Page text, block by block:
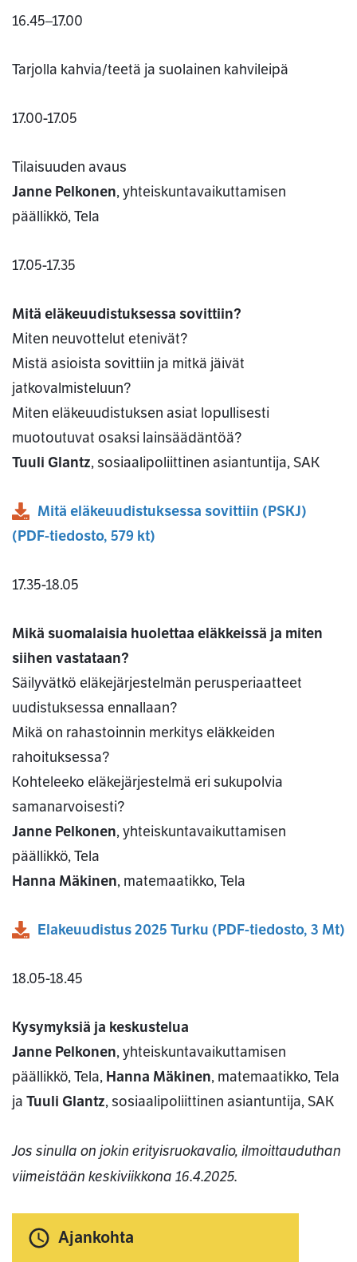
16.45–17.00
Tarjolla kahvia/teetä ja suolainen kahvileipä
17.00-17.05
Tilaisuuden avaus
Janne Pelkonen, yhteiskuntavaikuttamisen
päällikkö, Tela
17.05-17.35
Mitä eläkeuudistuksessa sovittiin?
Miten neuvottelut etenivät?
Mistä asioista sovittiin ja mitkä jäivät
jatkovalmisteluun?
Miten eläkeuudistuksen asiat lopullisesti
muotoutuvat osaksi lainsäädäntöä?
Tuuli Glantz, sosiaalipoliittinen asiantuntija, SAK
Mitä eläkeuudistuksessa sovittiin (PSKJ)
(PDF-tiedosto, 579 kt)
17.35-18.05
Mikä suomalaisia huolettaa eläkkeissä ja miten
siihen vastataan?
Säilyvätkö eläkejärjestelmän perusperiaatteet
uudistuksessa ennallaan?
Mikä on rahastoinnin merkitys eläkkeiden
rahoituksessa?
Kohteleeko eläkejärjestelmä eri sukupolvia
samanarvoisesti?
Janne Pelkonen, yhteiskuntavaikuttamisen
päällikkö, Tela
Hanna Mäkinen, matemaatikko, Tela
Elakeuudistus 2025 Turku (PDF-tiedosto, 3 Mt)
18.05-18.45
Kysymyksiä ja keskustelua
Janne Pelkonen, yhteiskuntavaikuttamisen
päällikkö, Tela, Hanna Mäkinen, matemaatikko, Tela
ja Tuuli Glantz, sosiaalipoliittinen asiantuntija, SAK
Jos sinulla on jokin erityisruokavalio, ilmoittauduthan
viimeistään keskiviikkona 16.4.2025.
Ajankohta